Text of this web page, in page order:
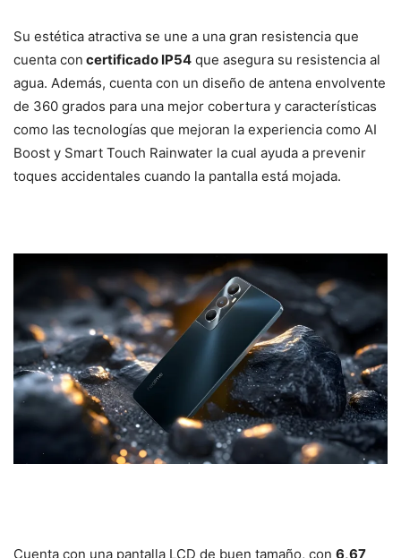
Su estética atractiva se une a una gran resistencia que
cuenta con certificado IP54 que asegura su resistencia al
agua. Además, cuenta con un diseño de antena envolvente
de 360 grados para una mejor cobertura y características
como las tecnologías que mejoran la experiencia como AI
Boost y Smart Touch Rainwater la cual ayuda a prevenir
toques accidentales cuando la pantalla está mojada.
Cuenta con una pantalla LCD de buen tamaño, con 6,67